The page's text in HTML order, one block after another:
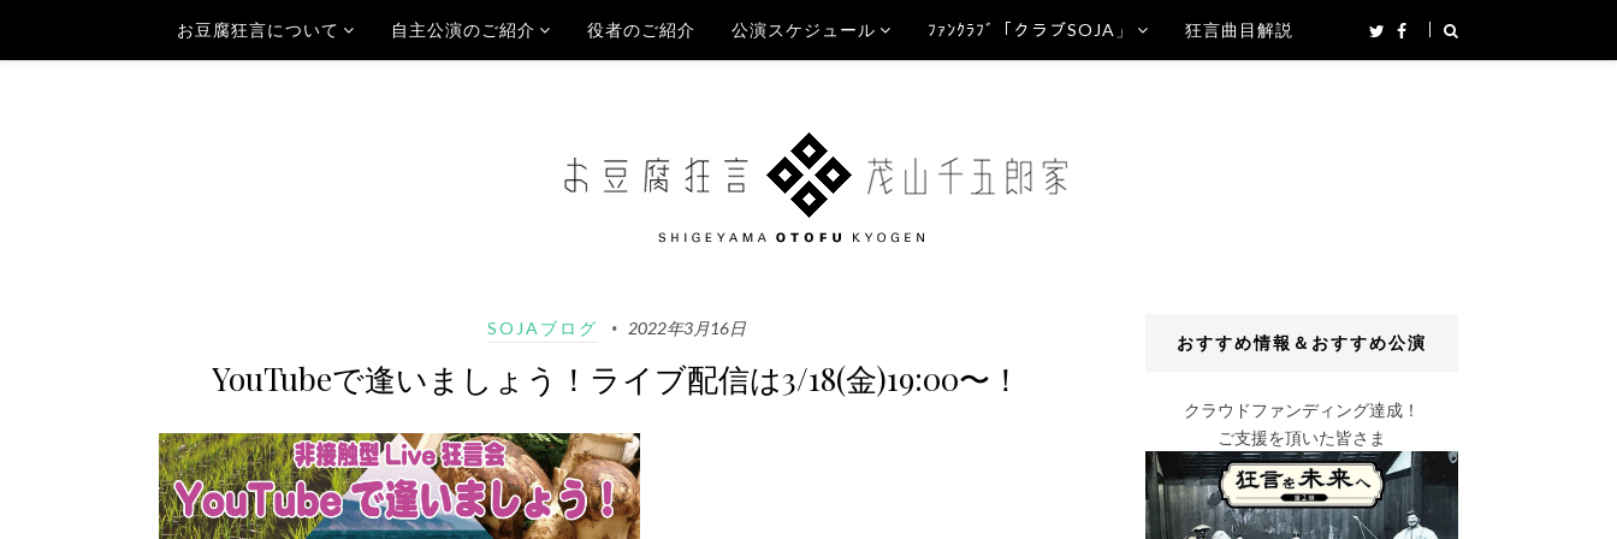
お豆腐狂言について 自主公演のご紹介 役者のご紹介 公演スケジュール ﾌｧﾝｸﾗﾌﾞ「クラブSOJA」 狂言曲目解説
SOJAブログ 2022年3月16日
YouTubeで逢いましょう！ライブ配信は3/18(金)19:00〜！
おすすめ情報＆おすすめ公演
クラウドファンディング達成！
ご支援を頂いた皆さま